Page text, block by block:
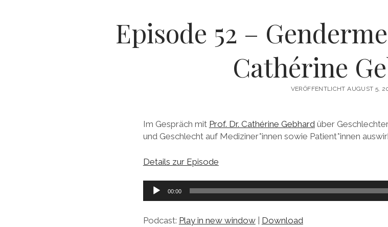
Episode 52 –
Cathérine
VERÖFFENTLICHT AUGUST 5,
Im Gespräch mit Prof. Dr. Cathérine Gebhardüber
und Geschlecht auf Mediziner*innen sowie Patient*innen
Details zur Episode
Audio-
Player
00:00
Podcast: Play in new window| Download